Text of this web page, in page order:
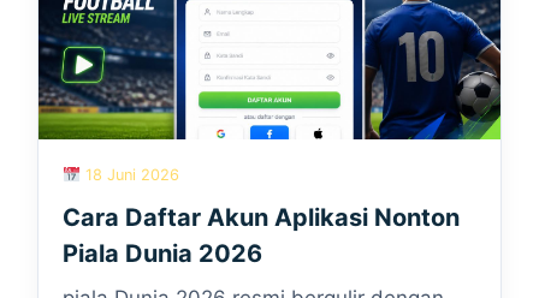
18 Juni 2026
Cara Daftar Akun Aplikasi Nonton
Piala Dunia 2026